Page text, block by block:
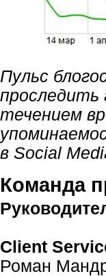
Пульс
проследить
течением
в Social
Команда
Client
Роман